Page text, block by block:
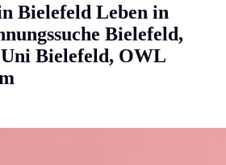
Bielefeld Leben in
Bielefeld,
Bielefeld, OWL